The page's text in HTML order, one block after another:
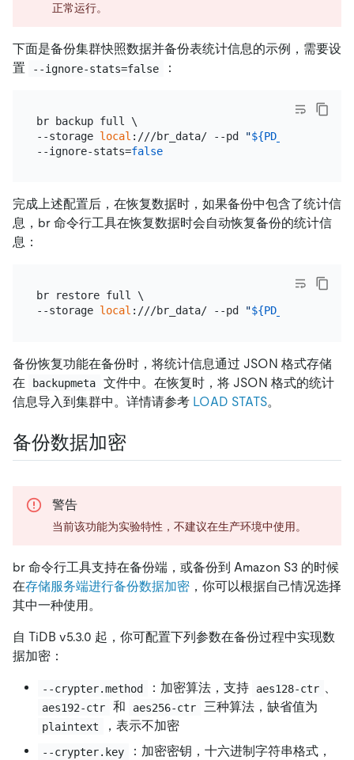
正常运行。
下面是备份集群快照数据并备份表统计信息的示例，需要设
置
--ignore-stats=false ：
br backup full \
--storage local :///br_data/ --pd "${PD_IP}
--ignore-stats=false
完成上述配置后，在恢复数据时，如果备份中包含了统计信
息，br 命令行工具在恢复数据时会自动恢复备份的统计信
息：
br restore full \
--storage local :///br_data/ --pd "${PD_IP}
备份恢复功能在备份时，将统计信息通过 JSON 格式存储
在
backupmeta
文件中。在恢复时，将 JSON 格式的统计
信息导入到集群中。详情请参考 LOAD STATS。
备份数据加密
警告
当前该功能为实验特性，不建议在生产环境中使用。
br 命令行工具支持在备份端，或备份到 Amazon S3 的时候
在存储服务端进行备份数据加密 ，你可以根据自己情况选择
其中一种使用。
自 TiDB v5.3.0 起，你可配置下列参数在备份过程中实现数
据加密：
--crypter.method ：加密算法，支持 aes128-ctr 、
aes192-ctr 和 aes256-ctr 三种算法，缺省值为
plaintext ，表示不加密
--crypter.key ：加密密钥，十六进制字符串格式，